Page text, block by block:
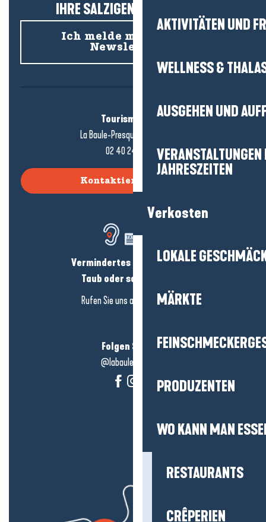
AKTIVITÄTEN UND
WELLNESS &
AUSGEHEN UND
JAHRESZEITEN
Verkosten
LOKALE
MÄRKTE
PRODUZENTEN
WO KANN MAN
RESTAURANTS
CRÊPERIEN
IHRE SALZIGEN NEUIGKEITEN!
Ich melde mich für den
Newsletter an
Tourismusbüro
La Baule-Presqu'île de Guérande
02 40 24 34 44
Kontaktieren Sie uns
Vermindertes Hörvermögen?
Taub oder schwerhörig?
Rufen Sie uns an in
hier klicken
Folgen Sie uns!
@labauleguérande